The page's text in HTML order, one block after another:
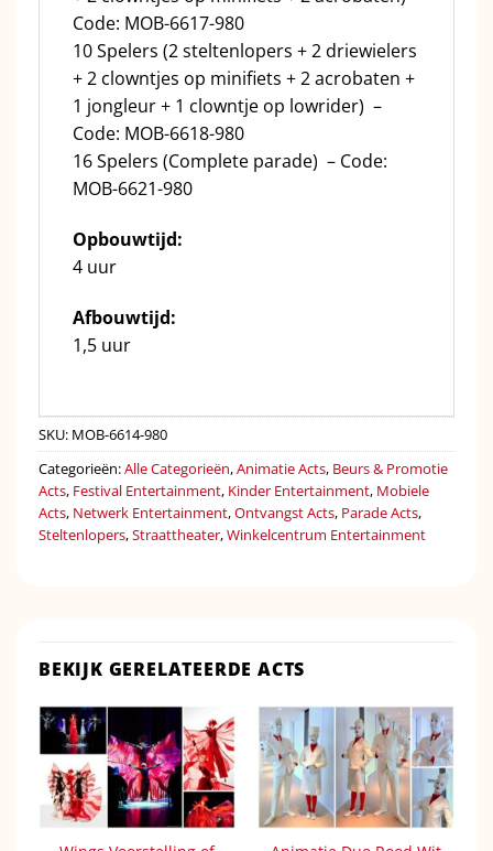
Code: MOB-6617-980
10 Spelers (2 steltenlopers + 2 driewielers
+ 2 clowntjes op minifiets + 2 acrobaten +
1 jongleur + 1 clowntje op lowrider) –
Code: MOB-6618-980
16 Spelers (Complete parade) – Code:
MOB-6621-980
Opbouwtijd:
4 uur
Afbouwtijd:
1,5 uur
SKU: MOB-6614-980
Categorieën:Alle Categorieën,Animatie Acts, Beurs & Promotie
Acts, Festival Entertainment, Kinder Entertainment, Mobiele
Acts, Netwerk Entertainment,Ontvangst Acts, Parade Acts,
Steltenlopers,Straattheater,Winkelcentrum Entertainment
BEKIJK GERELATEERDE ACTS